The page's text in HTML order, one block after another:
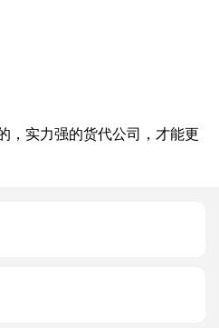
实力强的货代公司，才能更